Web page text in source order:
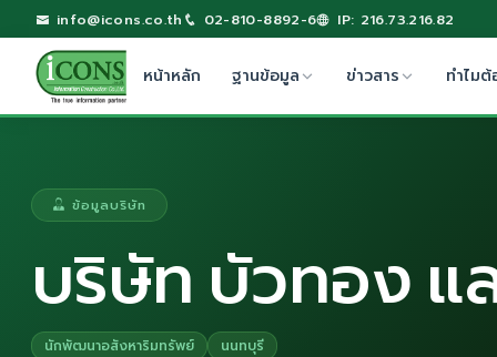
info@icons.co.th 02-810-8892-6 IP: 216.73.216.82
หน้าหลัก ฐานข้อมูล ข่าวสาร ทำไมต้
ข้อมูลบริษัท
บริษัท บัวทอง แ
นักพัฒนาอสังหาริมทรัพย์ นนทบุรี